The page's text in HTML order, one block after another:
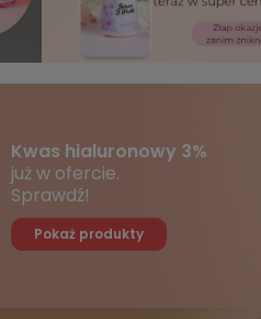
Kwas hialuronowy 3%
już w ofercie.
Sprawdź!
Pokaż produkty